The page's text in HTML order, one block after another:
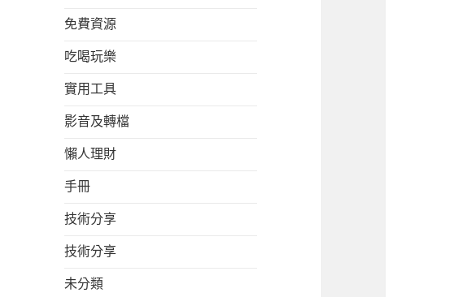
免費資源
吃喝玩樂
實用工具
影音及轉檔
懶人理財
手冊
技術分享
技術分享
未分類